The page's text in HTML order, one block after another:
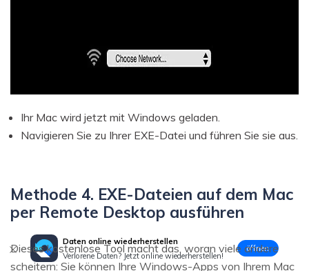
Ihr Mac wird jetzt mit Windows geladen.
Navigieren Sie zu Ihrer EXE-Datei und führen Sie sie aus.
Methode 4. EXE-Dateien auf dem Mac
per Remote Desktop ausführen
Dieses kostenlose Tool macht das, woran viele andere
scheitern: Sie können Ihre Windows-Apps von Ihrem Mac
Daten online wiederherstellen
Verlorene Daten? Jetzt online wiederherstellen!
öffnen